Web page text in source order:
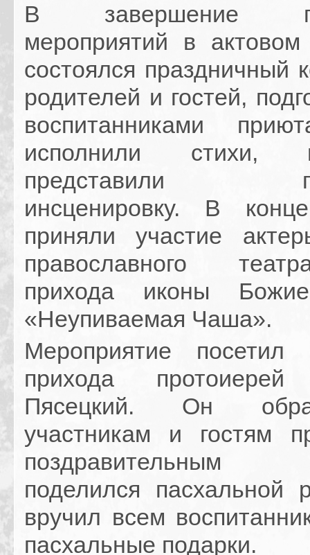
В завершение
мероприятий в
состоялся праздничный
родителей и гостей,
воспитанниками
исполнили
представили
инсценировку. В
приняли участие
православного
прихода иконы
«Неупиваемая Чаша».
Мероприятие посетил
прихода протоиерей
Пясецкий. Он
участникам и гостям
поделился пасхальной
вручил всем
пасхальные подарки.